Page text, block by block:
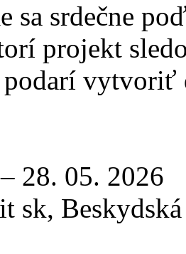
sa srdečne
projekt
podarí
28. 05. 2026
sk,